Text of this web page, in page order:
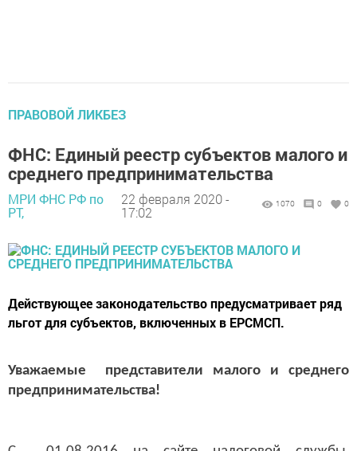
ПРАВОВОЙ ЛИКБЕЗ
ФНС: Единый реестр субъектов малого и
среднего предпринимательства
МРИ ФНС РФ по
РТ,
22 февраля 2020 -
17:02
1070 0 0
Действующее законодательство предусматривает ряд
льгот для субъектов, включенных в ЕРСМСП.
Уважаемые представители малого и среднего
предпринимательства!